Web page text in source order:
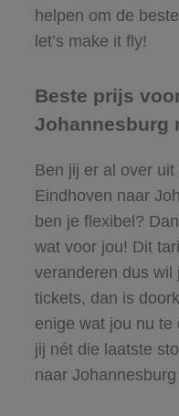
helpen om de
let’s make it fly!
Beste prijs
Johannesburg
Ben jij er al over
Eindhoven naar
ben je flexibel?
wat voor jou! Dit
veranderen dus wil
tickets, dan is
enige wat jou nu te
jij nét die laatste
naar